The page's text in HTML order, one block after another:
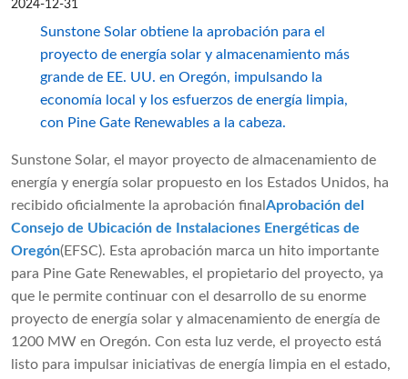
2024-12-31
Sunstone Solar obtiene la aprobación para el
proyecto de energía solar y almacenamiento más
grande de EE. UU. en Oregón, impulsando la
economía local y los esfuerzos de energía limpia,
con Pine Gate Renewables a la cabeza.
Sunstone Solar, el mayor proyecto de almacenamiento de
energía y energía solar propuesto en los Estados Unidos, ha
recibido oficialmente la aprobación final Aprobación del
Consejo de Ubicación de Instalaciones Energéticas de
Oregón(EFSC). Esta aprobación marca un hito importante
para Pine Gate Renewables, el propietario del proyecto, ya
que le permite continuar con el desarrollo de su enorme
proyecto de energía solar y almacenamiento de energía de
1200 MW en Oregón. Con esta luz verde, el proyecto está
listo para impulsar iniciativas de energía limpia en el estado,